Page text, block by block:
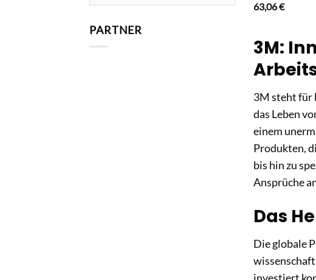
PARTNER
63,06€
3M:
3M steht für
das Leben
einem
Produkten,
bis hin zu
Ansprüche
Das
Die globale